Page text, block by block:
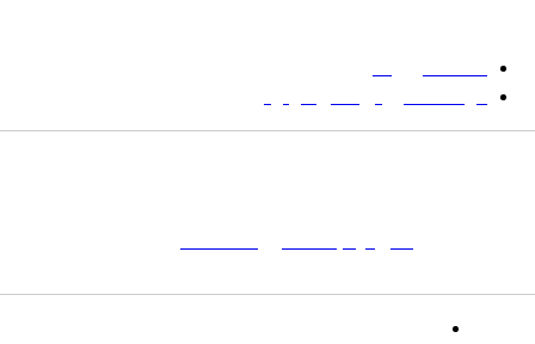
دانشگاه بیرجند
مؤسسه آموزش عالی فردوس
تلفن: